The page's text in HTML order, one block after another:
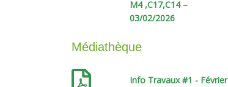
M4 ,C17,C14 –
03/02/2026
Médiathèque
Info Travaux #1 - Février